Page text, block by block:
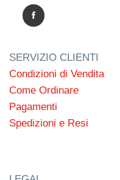
SERVIZIO CLIENTI
Condizioni di Vendita
Come Ordinare
Pagamenti
Spedizioni e Resi